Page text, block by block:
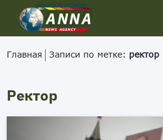
Главная Записи по метке: ректор
Ректор